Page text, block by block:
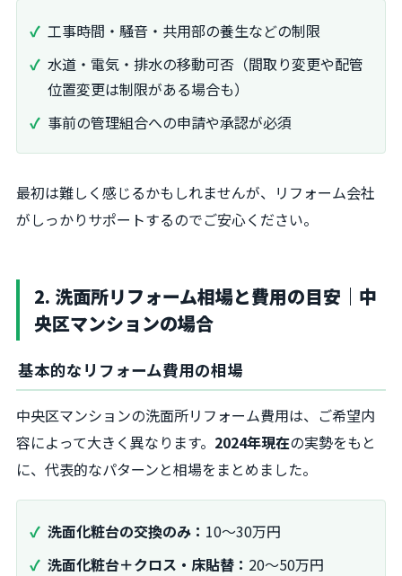
工事時間・騒音・共用部の養生などの制限
水道・電気・排水の移動可否（間取り変更や配管
位置変更は制限がある場合も）
事前の管理組合への申請や承認が必須
最初は難しく感じるかもしれませんが、リフォーム会社
がしっかりサポートするのでご安心ください。
2. 洗面所リフォーム相場と費用の目安｜中
央区マンションの場合
基本的なリフォーム費用の相場
中央区マンションの洗面所リフォーム費用は、ご希望内
容によって大きく異なります。 2024年現在の実勢をもと
に、代表的なパターンと相場をまとめました。
洗面化粧台の交換のみ： 10〜30万円
洗面化粧台＋クロス・床貼替： 20〜50万円